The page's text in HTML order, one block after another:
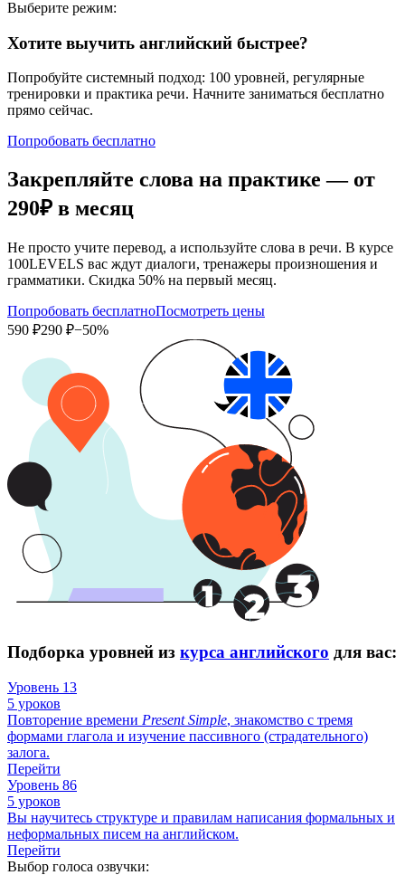
Выберите режим:
Хотите выучить английский быстрее?
Попробуйте системный подход: 100 уровней, регулярные
тренировки и практика речи. Начните заниматься бесплатно
прямо сейчас.
Попробовать бесплатно
Закрепляйте слова на практике — от
290₽ в месяц
Не просто учите перевод, а используйте слова в речи. В курсе
100LEVELS вас ждут диалоги, тренажеры произношения и
грамматики. Скидка 50% на первый месяц.
Попробовать бесплатноПосмотреть цены
590 ₽290 ₽−50%
Подборка уровней из курса английского для вас:
Уровень 13
5 уроков
Повторение времени Present Simple, знакомство с тремя
формами глагола и изучение пассивного (страдательного)
залога.
Перейти
Уровень 86
5 уроков
Вы научитесь структуре и правилам написания формальных и
неформальных писем на английском.
Перейти
Выбор голоса озвучки: